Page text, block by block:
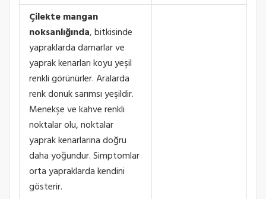
Çilekte mangan
noksanlığında, bitkisinde
yapraklarda damarlar ve
yaprak kenarları koyu yeşil
renkli görünürler. Aralarda
renk donuk sarımsı yeşildir.
Menekşe ve kahve renkli
noktalar olu, noktalar
yaprak kenarlarına doğru
daha yoğundur. Simptomlar
orta yapraklarda kendini
gösterir.